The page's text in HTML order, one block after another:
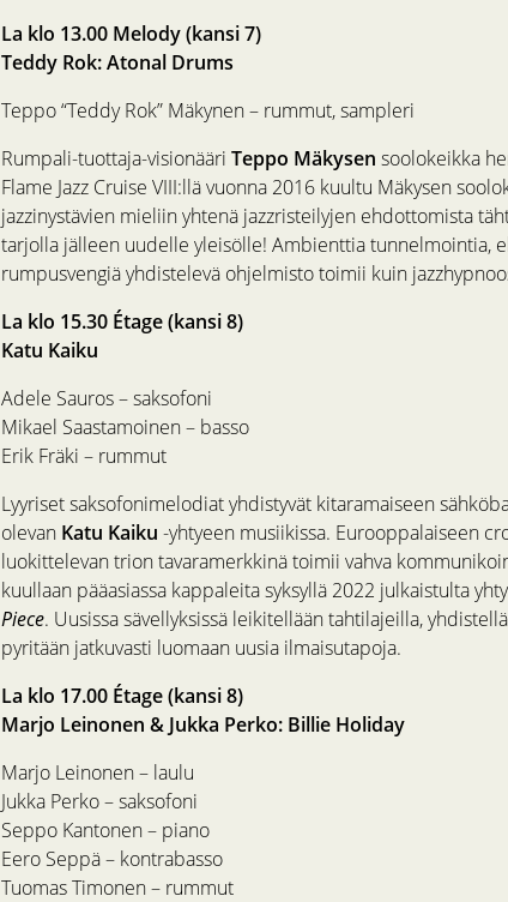
La klo 13.00 Melody (kansi 7)
Teddy Rok: Atonal Drums
Teppo “Teddy Rok” Mäkynen – rummut, sampleri
Rumpali-tuottaja-visionääri Teppo Mäkysen soolokeikka
Flame Jazz Cruise VIII:llä vuonna 2016 kuultu Mäkysen
jazzinystävien mieliin yhtenä jazzristeilyjen ehdottomista
tarjolla jälleen uudelle yleisölle! Ambienttia tunnelmointia,
rumpusvengiä yhdistelevä ohjelmisto toimii kuin
La klo 15.30 Étage (kansi 8)
Katu Kaiku
Adele Sauros – saksofoni
Mikael Saastamoinen – basso
Erik Fräki – rummut
Lyyriset saksofonimelodiat yhdistyvät kitaramaiseen
olevan Katu Kaiku -yhtyeen musiikissa. Eurooppalaiseen
luokittelevan trion tavaramerkkinä toimii vahva
kuullaan pääasiassa kappaleita syksyllä 2022 julkaistulta
Piece. Uusissa sävellyksissä leikitellään tahtilajeilla,
pyritään jatkuvasti luomaan uusia ilmaisutapoja.
La klo 17.00 Étage (kansi 8)
Marjo Leinonen & Jukka Perko: Billie Holiday
Marjo Leinonen – laulu
Jukka Perko – saksofoni
Seppo Kantonen – piano
Eero Seppä – kontrabasso
Tuomas Timonen – rummut